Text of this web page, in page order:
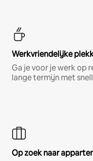
Werkvriendelijke
Ga je voor je werk op
lange termijn met
Op zoek naar